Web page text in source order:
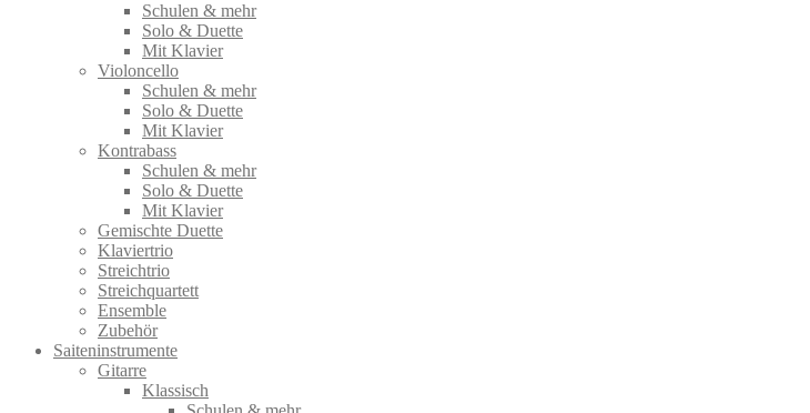
Schulen & mehr
Solo & Duette
Mit Klavier
Violoncello
Schulen & mehr
Solo & Duette
Mit Klavier
Kontrabass
Schulen & mehr
Solo & Duette
Mit Klavier
Gemischte Duette
Klaviertrio
Streichtrio
Streichquartett
Ensemble
Zubehör
Saiteninstrumente
Gitarre
Klassisch